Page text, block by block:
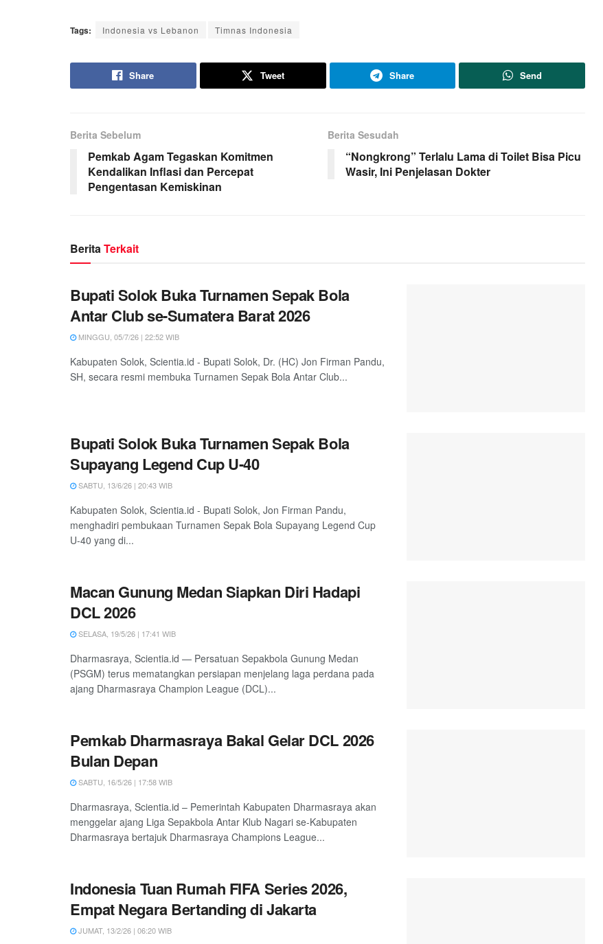
Tags: Indonesia vs Lebanon Timnas Indonesia
Share Tweet Share Send
Berita Sebelum
Pemkab Agam Tegaskan Komitmen
Kendalikan Inflasi dan Percepat
Pengentasan Kemiskinan
Berita Sesudah
“Nongkrong” Terlalu Lama di Toilet Bisa Picu
Wasir, Ini Penjelasan Dokter
BeritaTerkait
Bupati Solok Buka Turnamen Sepak Bola
Antar Club se-Sumatera Barat 2026
MINGGU, 05/7/26 | 22:52 WIB
Kabupaten Solok, Scientia.id - Bupati Solok, Dr. (HC) Jon Firman Pandu,
SH, secara resmi membuka Turnamen Sepak Bola Antar Club...
Bupati Solok Buka Turnamen Sepak Bola
Supayang Legend Cup U-40
SABTU, 13/6/26 | 20:43 WIB
Kabupaten Solok, Scientia.id - Bupati Solok, Jon Firman Pandu,
menghadiri pembukaan Turnamen Sepak Bola Supayang Legend Cup
U-40 yang di...
Macan Gunung Medan Siapkan Diri Hadapi
DCL 2026
SELASA, 19/5/26 | 17:41 WIB
Dharmasraya, Scientia.id — Persatuan Sepakbola Gunung Medan
(PSGM) terus mematangkan persiapan menjelang laga perdana pada
ajang Dharmasraya Champion League (DCL)...
Pemkab Dharmasraya Bakal Gelar DCL 2026
Bulan Depan
SABTU, 16/5/26 | 17:58 WIB
Dharmasraya, Scientia.id – Pemerintah Kabupaten Dharmasraya akan
menggelar ajang Liga Sepakbola Antar Klub Nagari se-Kabupaten
Dharmasraya bertajuk Dharmasraya Champions League...
Indonesia Tuan Rumah FIFA Series 2026,
Empat Negara Bertanding di Jakarta
JUMAT, 13/2/26 | 06:20 WIB